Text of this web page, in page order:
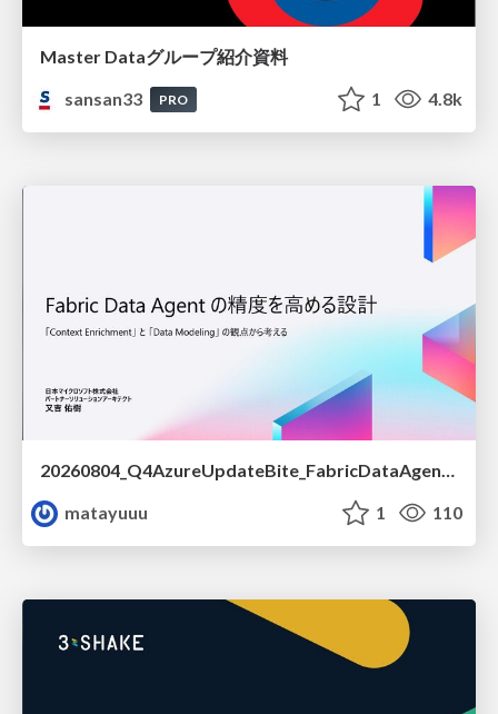
Master Dataグループ紹介資料
sansan33
PRO 1 4.8k
20260804_Q4AzureUpdateBite_FabricDataAgentの精度を高める設計.pdf
matayuuu
1 110